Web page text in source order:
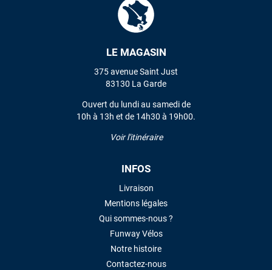
LE MAGASIN
375 avenue Saint Just
83130 La Garde
Ouvert du lundi au samedi de
10h à 13h et de 14h30 à 19h00.
Voir l'itinéraire
INFOS
Livraison
Mentions légales
Qui sommes-nous ?
Funway Vélos
Notre histoire
Contactez-nous